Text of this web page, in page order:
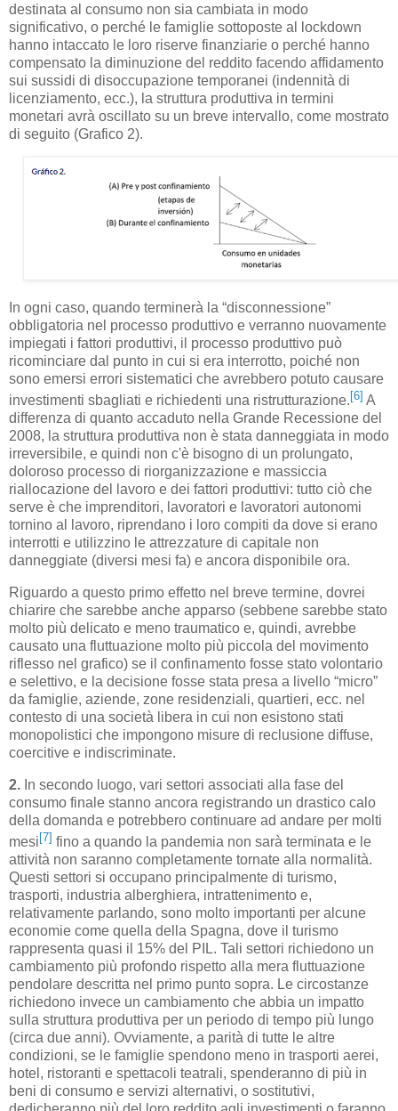
destinata al consumo non sia cambiata in modo
significativo, o perché le famiglie sottoposte al lockdown
hanno intaccato le loro riserve finanziarie o perché hanno
compensato la diminuzione del reddito facendo affidamento
sui sussidi di disoccupazione temporanei (indennità di
licenziamento, ecc.), la struttura produttiva in termini
monetari avrà oscillato su un breve intervallo, come mostrato
di seguito (Grafico 2).
In ogni caso, quando terminerà la “disconnessione”
obbligatoria nel processo produttivo e verranno nuovamente
impiegati i fattori produttivi, il processo produttivo può
ricominciare dal punto in cui si era interrotto, poiché non
sono emersi errori sistematici che avrebbero potuto causare
investimenti sbagliati e richiedenti una ristrutturazione. [6] A
differenza di quanto accaduto nella Grande Recessione del
2008, la struttura produttiva non è stata danneggiata in modo
irreversibile, e quindi non c'è bisogno di un prolungato,
doloroso processo di riorganizzazione e massiccia
riallocazione del lavoro e dei fattori produttivi: tutto ciò che
serve è che imprenditori, lavoratori e lavoratori autonomi
tornino al lavoro, riprendano i loro compiti da dove si erano
interrotti e utilizzino le attrezzature di capitale non
danneggiate (diversi mesi fa) e ancora disponibile ora.
Riguardo a questo primo effetto nel breve termine, dovrei
chiarire che sarebbe anche apparso (sebbene sarebbe stato
molto più delicato e meno traumatico e, quindi, avrebbe
causato una fluttuazione molto più piccola del movimento
riflesso nel grafico) se il confinamento fosse stato volontario
e selettivo, e la decisione fosse stata presa a livello “micro”
da famiglie, aziende, zone residenziali, quartieri, ecc. nel
contesto di una società libera in cui non esistono stati
monopolistici che impongono misure di reclusione diffuse,
coercitive e indiscriminate.
2. In secondo luogo, vari settori associati alla fase del
consumo finale stanno ancora registrando un drastico calo
della domanda e potrebbero continuare ad andare per molti
mesi[7] fino a quando la pandemia non sarà terminata e le
attività non saranno completamente tornate alla normalità.
Questi settori si occupano principalmente di turismo,
trasporti, industria alberghiera, intrattenimento e,
relativamente parlando, sono molto importanti per alcune
economie come quella della Spagna, dove il turismo
rappresenta quasi il 15% del PIL. Tali settori richiedono un
cambiamento più profondo rispetto alla mera fluttuazione
pendolare descritta nel primo punto sopra. Le circostanze
richiedono invece un cambiamento che abbia un impatto
sulla struttura produttiva per un periodo di tempo più lungo
(circa due anni). Ovviamente, a parità di tutte le altre
condizioni, se le famiglie spendono meno in trasporti aerei,
hotel, ristoranti e spettacoli teatrali, spenderanno di più in
beni di consumo e servizi alternativi, o sostitutivi,